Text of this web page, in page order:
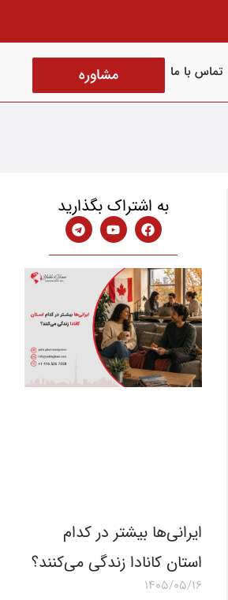
تماس با ما مشاوره
به اشتراک بگذارید
ایرانی‌ها بیشتر در کدام
استان کانادا زندگی می‌کنند؟
1405/05/16